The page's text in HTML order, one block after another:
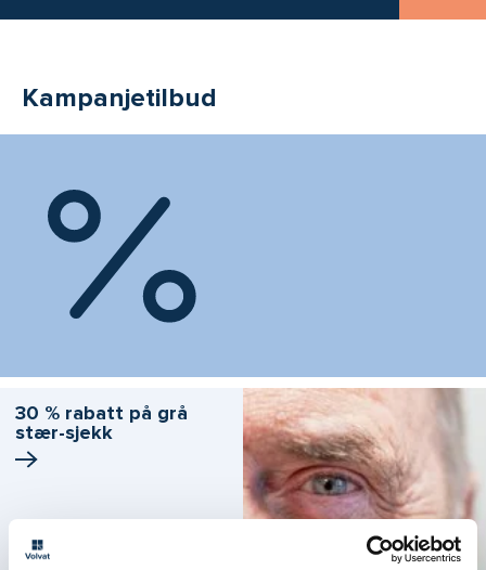
Kampanjetilbud
30 % rabatt på grå
stær-sjekk